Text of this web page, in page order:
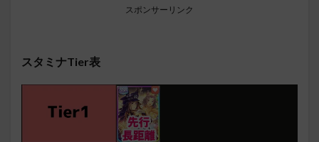
スポンサーリンク
スタミナTier表